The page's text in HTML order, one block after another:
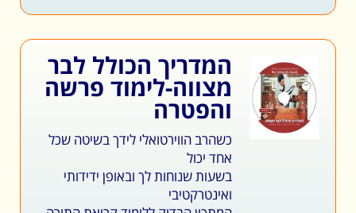
המדריך הכולל לבר
מצווה-לימוד פרשה
והפטרה
כשהרב הווירטואלי לידך בשיטה שכל
אחד יכול
בשעות שנוחות לך ובאופן ידידותי
ואינטרקטיבי